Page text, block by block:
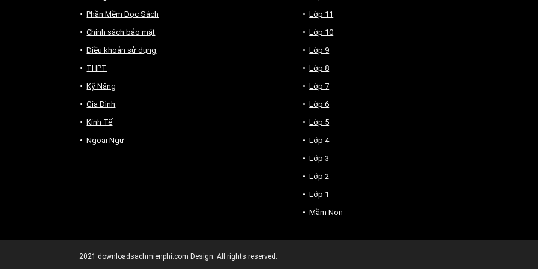
Phần Mềm Đọc Sách
Chính sách bảo mật
Điều khoản sử dụng
THPT
Kỹ Năng
Gia Đình
Kinh Tế
Ngoại Ngữ
Lớp 11
Lớp 10
Lớp 9
Lớp 8
Lớp 7
Lớp 6
Lớp 5
Lớp 4
Lớp 3
Lớp 2
Lớp 1
Mầm Non
2021 downloadsachmienphi.com Design. All rights reserved.